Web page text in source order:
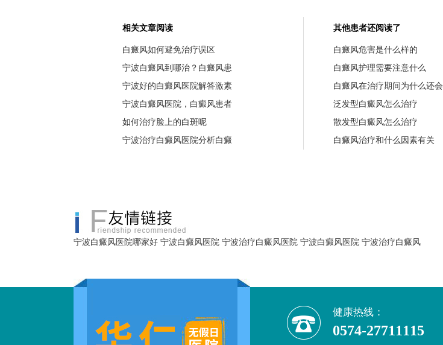
相关文章阅读
白癜风如何避免治疗误区
宁波白癜风到哪治？白癜风患
宁波好的白癜风医院解答激素
宁波白癜风医院，白癜风患者
如何治疗脸上的白斑呢
宁波治疗白癜风医院分析白癜
其他患者还阅读了
白癜风危害是什么样的
白癜风护理需要注意什么
白癜风在治疗期间为什么还会
泛发型白癜风怎么治疗
散发型白癜风怎么治疗
白癜风治疗和什么因素有关
宁波白癜风医院哪家好 宁波白癜风医院 宁波治疗白癜风医院 宁波白癜风医院 宁波治疗白癜风
健康热线：
0574-27711115